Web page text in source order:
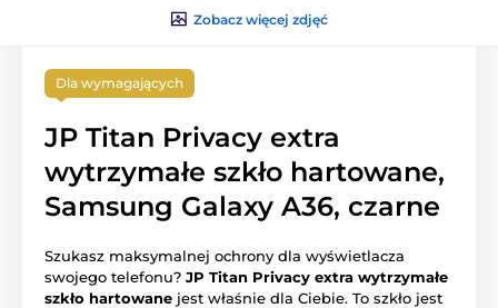
Zobacz więcej zdjęć
Dla wymagających
JP Titan Privacy extra
wytrzymałe szkło hartowane,
Samsung Galaxy A36, czarne
Szukasz maksymalnej ochrony dla wyświetlacza
swojego telefonu? JP Titan Privacy extra wytrzymałe
szkło hartowane jest właśnie dla Ciebie. To szkło jest